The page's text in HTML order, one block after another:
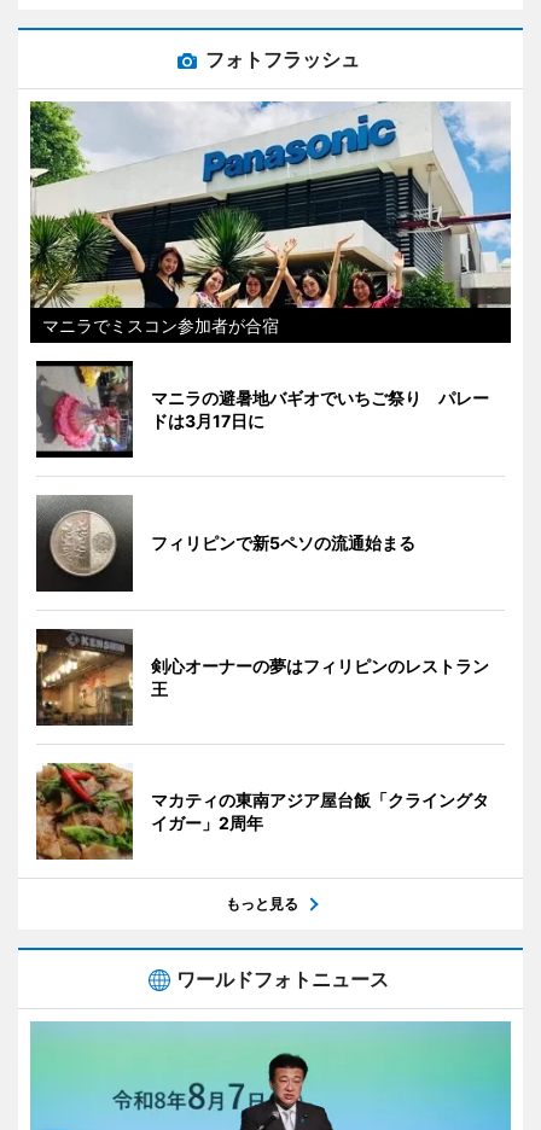
フォトフラッシュ
マニラでミスコン参加者が合宿
マニラの避暑地バギオでいちご祭り パレー
ドは3月17日に
フィリピンで新5ペソの流通始まる
剣心オーナーの夢はフィリピンのレストラン
王
マカティの東南アジア屋台飯「クライングタ
イガー」2周年
もっと見る
ワールドフォトニュース